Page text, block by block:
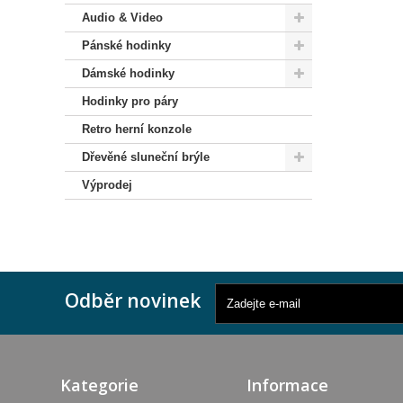
Audio & Video
Pánské hodinky
Dámské hodinky
Hodinky pro páry
Retro herní konzole
Dřevěné sluneční brýle
Výprodej
Odběr novinek
Kategorie Informace